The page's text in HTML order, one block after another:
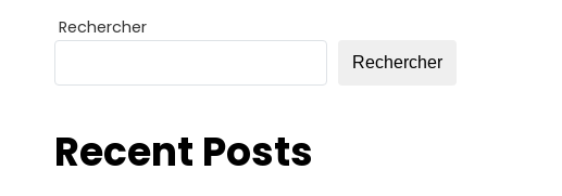
Rechercher
Rechercher
Recent Posts